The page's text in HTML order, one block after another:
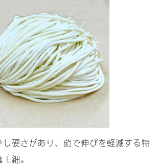
硬さがあり、茹で伸びを軽減する特
細。